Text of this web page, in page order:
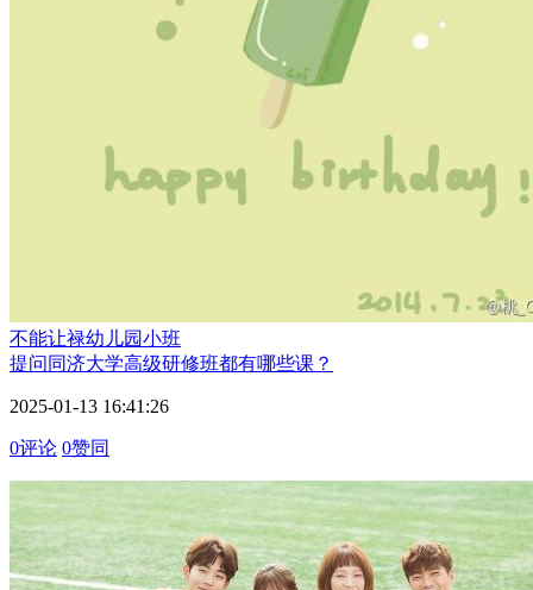
不能让禄幼儿园小班
提问 同济大学高级研修班都有哪些课？
2025-01-13 16:41:26
0评论 0赞同